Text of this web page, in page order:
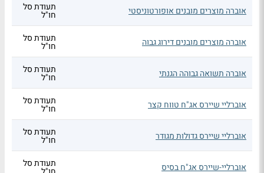
אוברה מוצרים מובנים אופורטוניסטי תעודת סל
חו"ל
אוברה מוצרים מובנים דירוג גבוה תעודת סל
חו"ל
אוברה תשואה גבוהה הגנתי תעודת סל
חו"ל
אוברליי שיירס אג"ח טווח קצר תעודת סל
חו"ל
אוברליי שיירס גדולות מגודר תעודת סל
חו"ל
אוברליי-שיירס אג"ח בסיס תעודת סל